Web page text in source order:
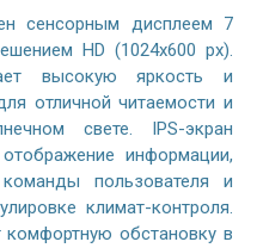
сенсорным дисплеем 7
HD (1024х600 px).
высокую яркость и
отличной читаемости и
свете. IPS-экран
информации,
пользователя и
климат-контроля.
обстановку в